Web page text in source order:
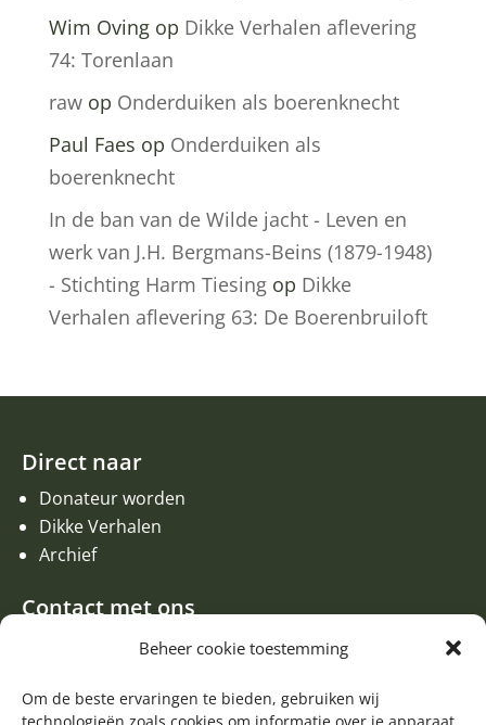
Beheer cookie toestemming
Om de beste ervaringen te bieden, gebruiken wij
Wim Ovingop Dikke Verhalen aflevering
74: Torenlaan
rawop Onderduiken als boerenknecht
Paul Faes op Onderduiken als
boerenknecht
In de ban van de Wilde jacht - Leven en
werk van J.H. Bergmans-Beins (1879-1948)
- Stichting Harm Tiesingop Dikke
Verhalen aflevering 63: De Boerenbruiloft
Direct naar
Donateur worden
Dikke Verhalen
Archief
Contact met ons
Een aanvraag of oproep plaatsen
Contact met de redactie van de Zwerfsteen